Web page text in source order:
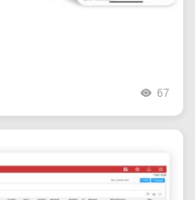
67